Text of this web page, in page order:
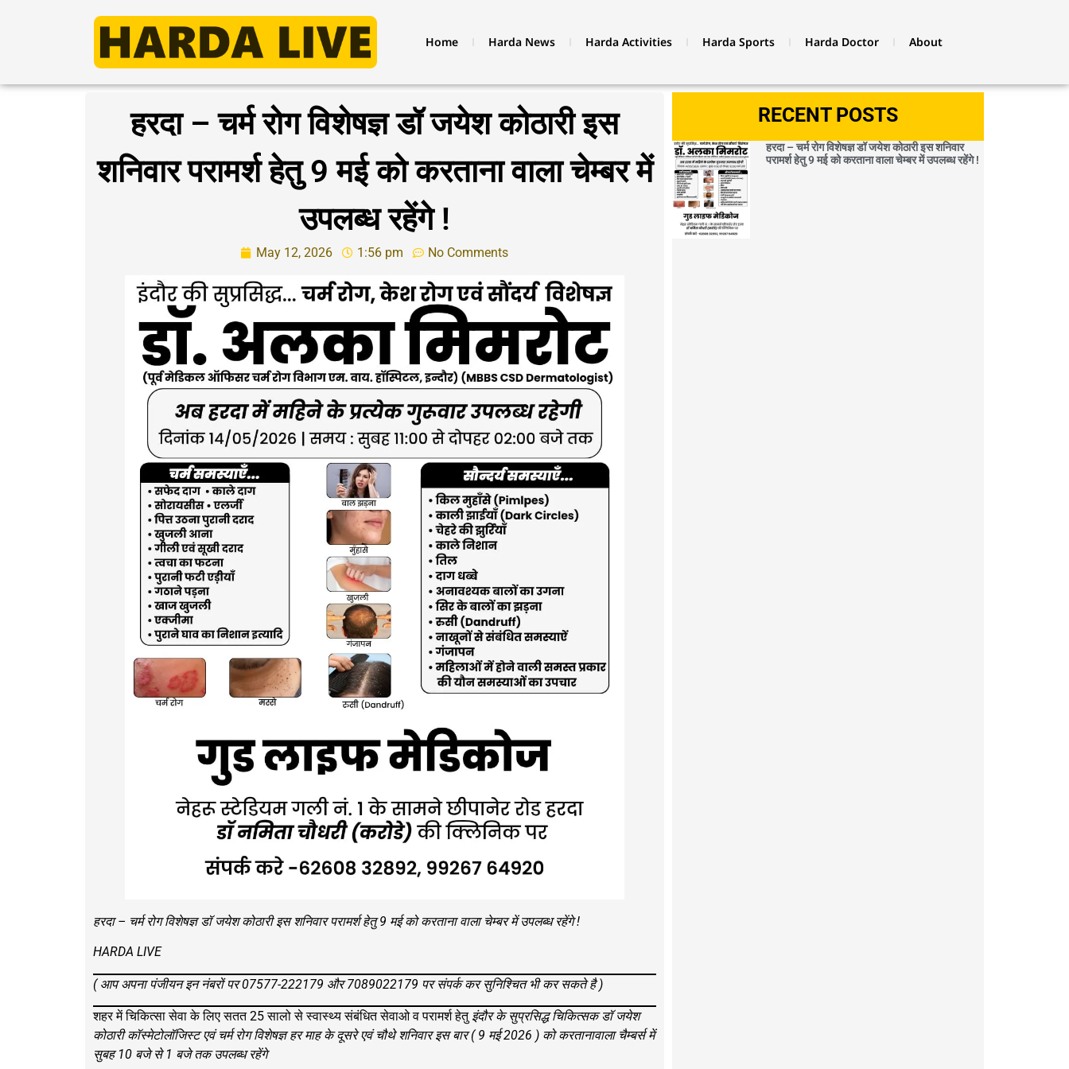
Home Harda News Harda Activities Harda Sports Harda Doctor About
हरदा – चर्म रोग विशेषज्ञ डॉ जयेश कोठारी इस
शनिवार परामर्श हेतु 9 मई को करताना वाला चेम्बर में
उपलब्ध रहेंगे !
May 12, 2026 1:56 pm No Comments
हरदा – चर्म रोग विशेषज्ञ डॉ जयेश कोठारी इस शनिवार परामर्श हेतु 9 मई को करताना वाला चेम्बर में उपलब्ध रहेंगे !
HARDA LIVE
( आप अपना पंजीयन इन नंबरों पर 07577-222179 और 7089022179 पर संपर्क कर सुनिश्चित भी कर सकते है )
शहर में चिकित्सा सेवा के लिए सतत 25 सालो से स्वास्थ्य संबंधित सेवाओ व परामर्श हेतु इंदौर के सुप्रसिद्ध चिकित्सक डॉ जयेश
कोठारी कॉस्मेटोलॉजिस्ट एवं चर्म रोग विशेषज्ञ हर माह के दूसरे एवं चौथे शनिवार इस बार ( 9 मई 2026 ) को करतानावाला चैम्बर्स में
सुबह 10 बजे से 1 बजे तक उपलब्ध रहेंगे
RECENT POSTS
हरदा – चर्म रोग विशेषज्ञ डॉ जयेश कोठारी इस शनिवार
परामर्श हेतु 9 मई को करताना वाला चेम्बर में उपलब्ध रहेंगे !